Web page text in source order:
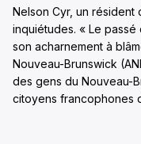
Nelson Cyr, un résident
inquiétudes. « Le
son acharnement à
Nouveau-Brunswick
des gens du Nouveau-
citoyens francophones